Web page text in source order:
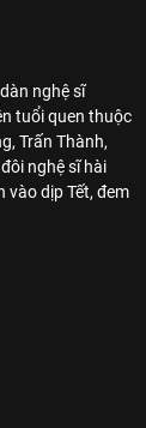
nghệ sĩ
tuổi quen thuộc
Trấn Thành,
nghệ sĩ hài
vào dịp Tết, đem